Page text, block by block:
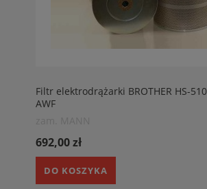
Filtr elektrodrążarki BROTHER HS-
AWF
692,00 zł
DO KOSZYKA